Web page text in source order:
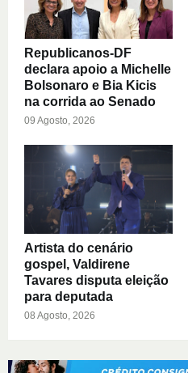
Republicanos-DF
declara apoio a Michelle
Bolsonaro e Bia Kicis
na corrida ao Senado
09 Agosto, 2026
Artista do cenário
gospel, Valdirene
Tavares disputa eleição
para deputada
08 Agosto, 2026